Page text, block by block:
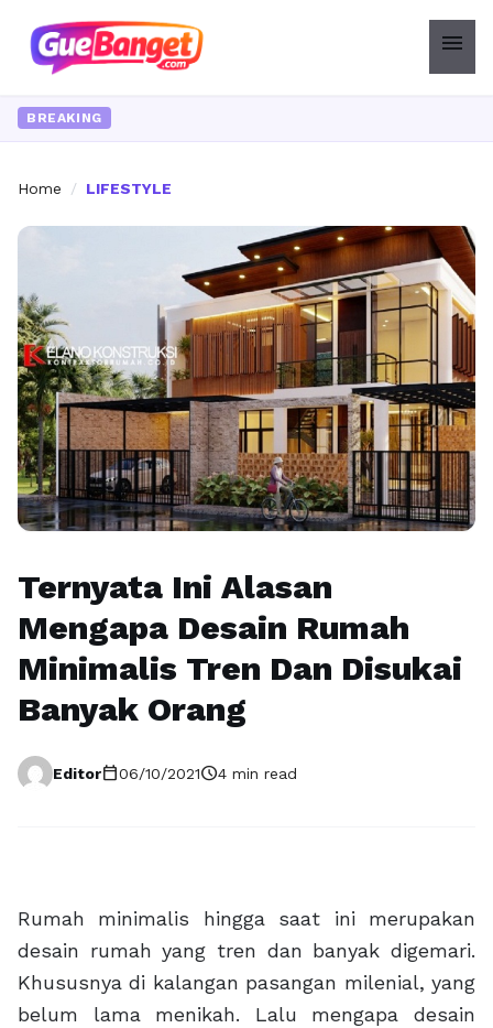
menu
BREAKING
Home / LIFESTYLE
Ternyata Ini Alasan
Mengapa Desain Rumah
Minimalis Tren Dan Disukai
Banyak Orang
Editorcalendar_today06/10/2021schedule4 min read
Rumah minimalis hingga saat ini merupakan
desain rumah yang tren dan banyak digemari.
Khususnya di kalangan pasangan milenial, yang
belum lama menikah. Lalu mengapa desain